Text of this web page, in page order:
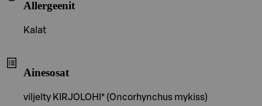
Allergeenit
Kalat
Ainesosat
viljelty KIRJOLOHI* (Oncorhynchus mykiss)